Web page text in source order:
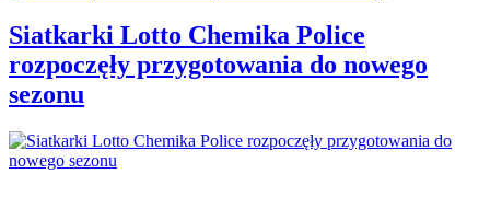
Siatkarki Lotto Chemika Police
rozpoczęły przygotowania do nowego
sezonu